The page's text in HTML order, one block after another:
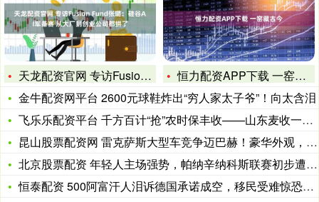
天龙配资官网 专访Fusion Fund张璐：硅谷AI军备赛
恒力配资APP下载 一窑藏古今
金牛配资网平台 2600元球鞋炸出“穷人家太子爷”！向太含泪
飞乐乐配资平台 千方百计“抢”农时保丰收——山东麦收一线见闻
昆山股票配资网 雷克萨斯大型车竞争迈巴赫！豪华外观，车长超5
北京股票配资 年轻人主场强势，帕纳辛纳科斯联赛初步遭遇困难！
恒泰配资 500阿富汗人泪诉德国承诺成空，移民受难惊恐：谁来